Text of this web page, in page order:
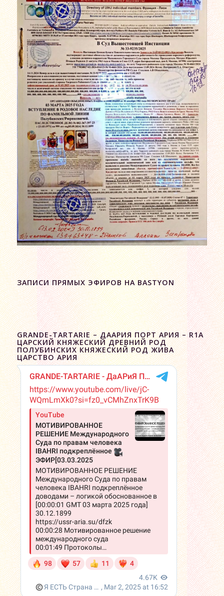
ЗАПИСИ ПРЯМЫХ ЭФИРОВ НА BASTYON
GRANDE-TARTARIE – ДААРИЯ ПОРТ АРИЯ – R1A
ЦАРСКИЙ КНЯЖЕСКИЙ ДРЕВНИЙ РОД
ПОЛУБИНСКИХ КНЯЖЕСКИЙ РОД ЖИВА
ЦАРСТВО АРИЯ